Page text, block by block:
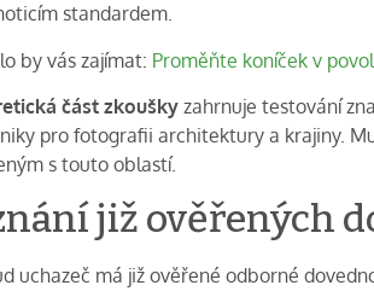
standardem.
by vás zajímat: Proměňte koníček v
část zkoušky zahrnuje testování
pro fotografii architektury a krajiny.
s touto oblastí.
již ověřených
uchazeč má již ověřené odborné